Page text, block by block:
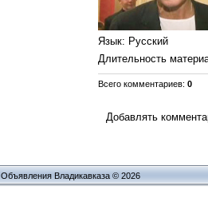
Язык: Русский
Длительность
Всего комментариев: 0
Добавлять
Объявления Владикавказа © 2026